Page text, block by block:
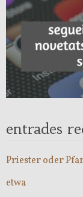
entrades
Priester oder
etwa